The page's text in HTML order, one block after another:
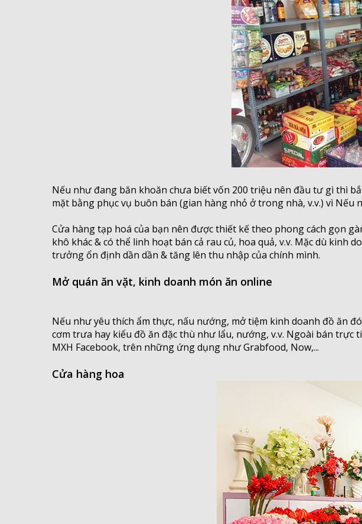
Nếu như đang băn khoăn chưa biết vốn 200 triệu nên đầu tư gì thì
mặt bằng phục vụ buôn bán (gian hàng nhỏ ở trong nhà, v.v.) vì Nếu
Cửa hàng tạp hoá của bạn nên được thiết kế theo phong cách gọn
khô khác & có thể linh hoạt bán cả rau củ, hoa quả, v.v. Mặc dù
trưởng ổn định dần dần & tăng lên thu nhập của chính mình.
Mở quán ăn vặt, kinh doanh món ăn online
Nếu như yêu thích ẩm thực, nấu nướng, mở tiệm kinh doanh đồ ăn
cơm trưa hay kiểu đồ ăn đặc thù như lẩu, nướng, v.v. Ngoài bán
MXH Facebook, trên những ứng dụng như Grabfood, Now,...
Cửa hàng hoa